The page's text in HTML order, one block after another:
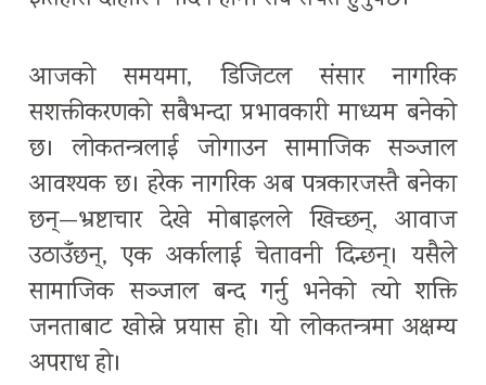
आजको समयमा, डिजिटल संसार नागरिक
सशक्तीकरणको सबैभन्दा प्रभावकारी माध्यम बनेको
छ। लोकतन्त्रलाई जोगाउन सामाजिक सञ्जाल
आवश्यक छ। हरेक नागरिक अब पत्रकारजस्तै बनेका
छन्—भ्रष्टाचार देखे मोबाइलले खिच्छन्, आवाज
उठाउँछन्, एक अर्कालाई चेतावनी दिन्छन्। यसैले
सामाजिक सञ्जाल बन्द गर्नु भनेको त्यो शक्ति
जनताबाट खोस्ने प्रयास हो। यो लोकतन्त्रमा अक्षम्य
अपराध हो।